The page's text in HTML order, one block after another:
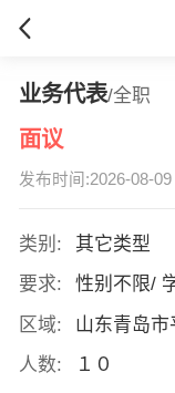
业务代表/全职
面议
发布时间:2026-08-
类别:
其它类型
要求:
性别不限/
区域:
山东青岛市
人数:
１０